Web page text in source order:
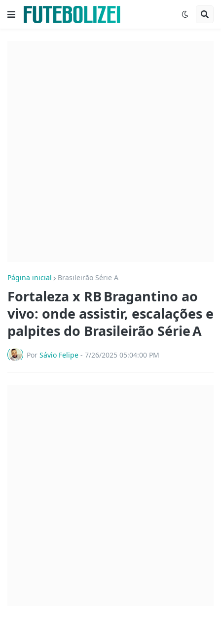
Página inicial Brasileirão Série A
Fortaleza x RB Bragantino ao
vivo: onde assistir, escalações e
palpites do Brasileirão Série A
Por Sávio Felipe - 7/26/2025 05:04:00 PM